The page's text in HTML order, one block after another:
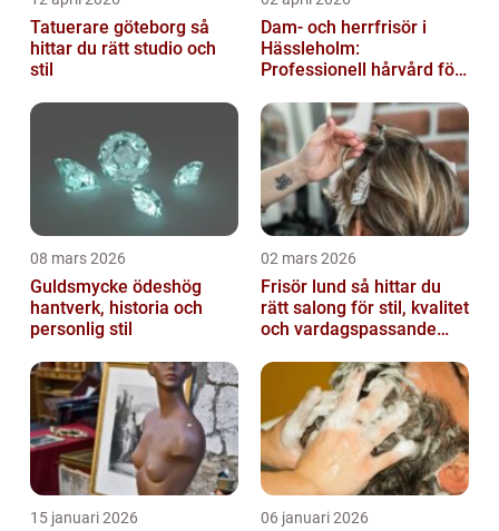
Tatuerare göteborg så
hittar du rätt studio och
stil
Dam- och herrfrisör i
Hässleholm:
Professionell hårvård för
08 mars 2026
Guldsmycke ödeshög
hantverk, historia och
personlig stil
02 mars 2026
Frisör lund så hittar du
rätt salong för stil, kvalitet
och vardagspassande
15 januari 2026 06 januari 2026